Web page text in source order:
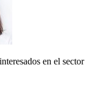
en el sector